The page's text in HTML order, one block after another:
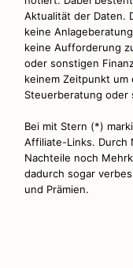
Aktualität der Daten.
keine
keine Aufforderung
oder sonstigen
keinem Zeitpunkt um
Steuerberatung oder
Bei mit Stern (*)
Affiliate-Links. Durch
Nachteile noch
dadurch sogar
und Prämien.